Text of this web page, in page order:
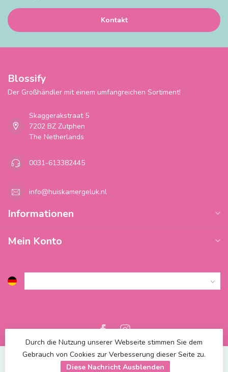
Kontakt
Blossify
Der Großhändler mit einem umfangreichen Sortiment!
Skaggerakstraat 5
7202 BZ Zutphen
The Netherlands
0031-613382445
info@huiskamergeluk.nl
Informationen
Mein Konto
Durch die Nutzung unserer Webseite stimmen Sie dem
Gebrauch von Cookies zur Verbesserung dieser Seite zu.
Diese Nachricht Ausblenden